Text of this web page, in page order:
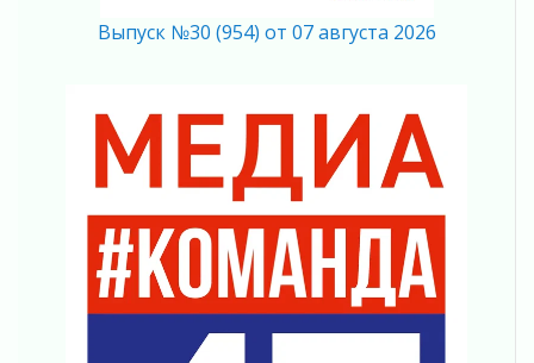
Важная информация
04 августа 2026
Награды нашли строителей
03 августа 2026
Ленобласть повышает производительность
труда в ЖКХ
03 августа 2026
Поддержка волонтерских объединений
03 августа 2026
Ладожский мост полностью закроют на два
Выпуск №30 (954) от 07 августа 2026